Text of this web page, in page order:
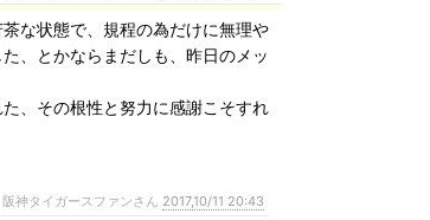
な状態で、規程の為だけに無理や
、とかならまだしも、昨日のメッ
、その根性と努力に感謝こそすれ
神タイガースファンさん 2017,10/11 20:43